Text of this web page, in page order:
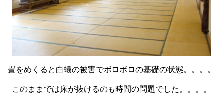
畳をめくると白蟻の被害でボロボロの基礎の状態。。。。
このままでは床が抜けるのも時間の問題でした。。。。